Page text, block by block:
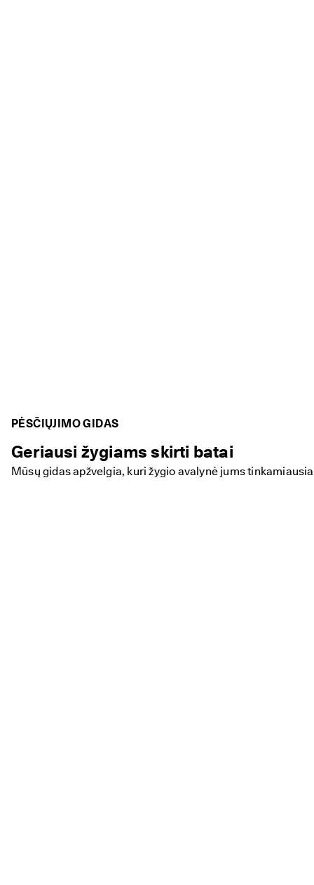
PĖSČIŲJIMO GIDAS
Geriausi žygiams skirti batai
Mūsų gidas apžvelgia, kuri žygio avalynė jums